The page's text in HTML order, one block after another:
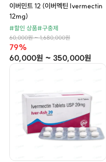
이버민트 12 (이버멕틴 Ivermectin
12mg)
#할인 상품#구충제
60,000원 ~ 1,680,000원
79%
60,000원 ~ 350,000원